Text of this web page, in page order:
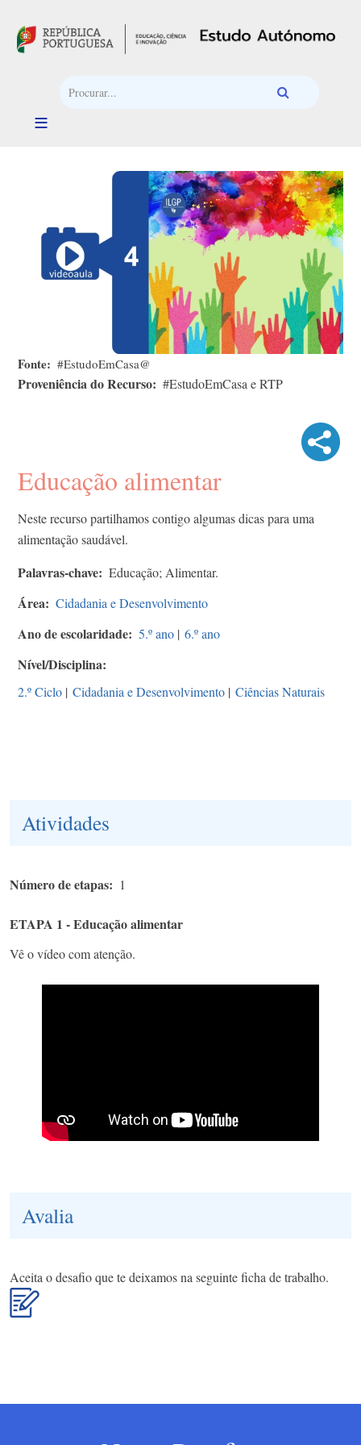
Fonte #EstudoEmCasa@
Proveniência do Recurso #EstudoEmCasa e RTP
Educação alimentar
Neste recurso partilhamos contigo algumas dicas para uma
alimentação saudável.
Palavras-chave Educação; Alimentar.
Área Cidadania e Desenvolvimento
Ano de escolaridade 5.º ano | 6.º ano
Nível/Disciplina
2.º Ciclo | Cidadania e Desenvolvimento | Ciências Naturais
Atividades
Número de etapas 1
ETAPA 1 - Educação alimentar
Vê o vídeo com atenção.
Avalia
Aceita o desafio que te deixamos na seguinte ficha de trabalho.